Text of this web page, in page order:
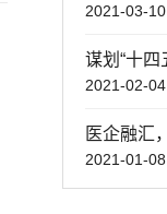
2021-03-10
2021-02-04
2021-01-08